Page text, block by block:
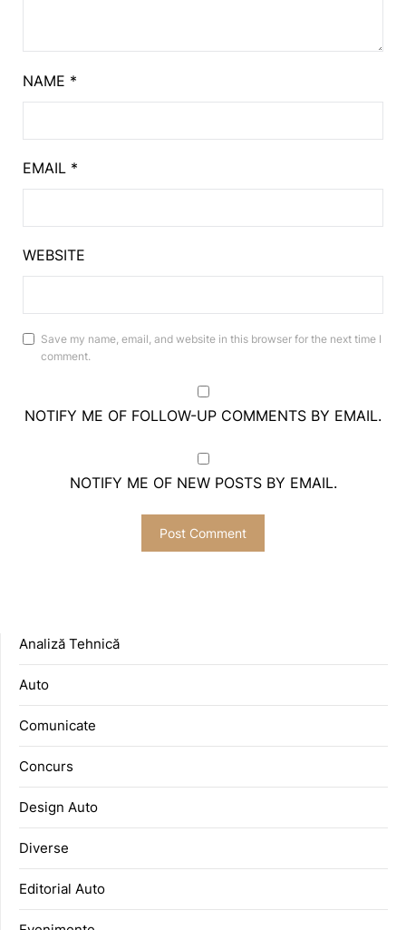
NAME *
EMAIL *
WEBSITE
Save my name, email, and website in this browser for the next time I
comment.
NOTIFY ME OF FOLLOW-UP COMMENTS BY EMAIL.
NOTIFY ME OF NEW POSTS BY EMAIL.
Analiză Tehnică
Auto
Comunicate
Concurs
Design Auto
Diverse
Editorial Auto